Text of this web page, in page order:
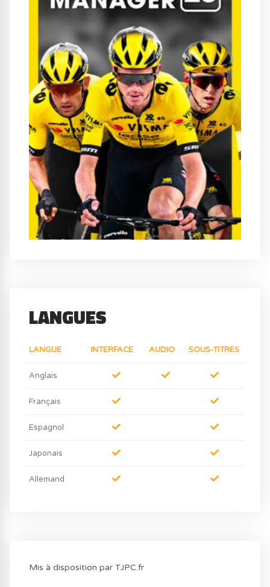
LANGUES
LANGUE INTERFACE AUDIO SOUS-TITRES
Anglais
Français
Espagnol
Japonais
Allemand
Mis à disposition par TJPC.fr